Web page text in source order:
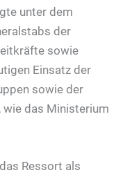
unter dem
der
sowie
Einsatz der
sowie der
wie das Ministerium
Ressort als